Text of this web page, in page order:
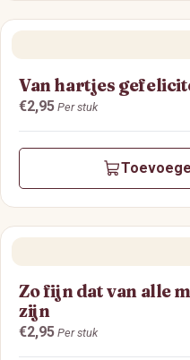
Van hartjes
Prijs:
€2,95 Per stuk
Zo fijn dat van alle
zijn
Prijs:
€2,95 Per stuk